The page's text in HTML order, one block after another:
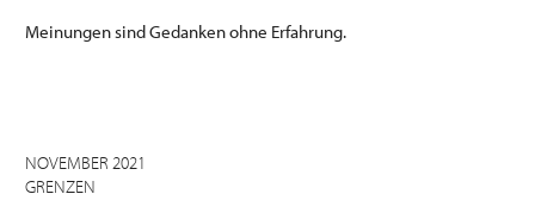
Meinungen sind Gedanken ohne Erfahrung.
NOVEMBER 2021
GRENZEN